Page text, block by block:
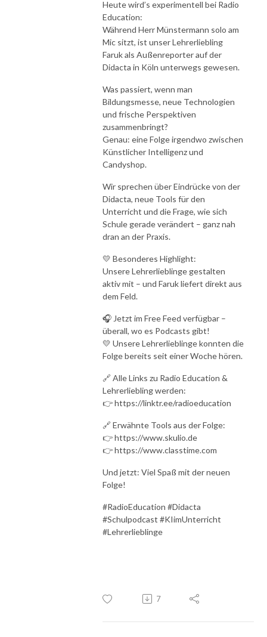
Heute wird’s experimentell bei Radio
Education:
Während Herr Münstermann solo am
Mic sitzt, ist unser Lehrerliebling
Faruk als Außenreporter auf der
Didacta in Köln unterwegs gewesen.
Was passiert, wenn man
Bildungsmesse, neue Technologien
und frische Perspektiven
zusammenbringt?
Genau: eine Folge irgendwo zwischen
Künstlicher Intelligenz und
Candyshop.
Wir sprechen über Eindrücke von der
Didacta, neue Tools für den
Unterricht und die Frage, wie sich
Schule gerade verändert – ganz nah
dran an der Praxis.
💛 Besonderes Highlight:
Unsere Lehrerlieblinge gestalten
aktiv mit – und Faruk liefert direkt aus
dem Feld.
🎧 Jetzt im Free Feed verfügbar –
überall, wo es Podcasts gibt!
💛 Unsere Lehrerlieblinge konnten die
Folge bereits seit einer Woche hören.
🔗 Alle Links zu Radio Education &
Lehrerliebling werden:
👉 https://linktr.ee/radioeducation
🔗 Erwähnte Tools aus der Folge:
👉 https://www.skulio.de
👉 https://www.classtime.com
Und jetzt: Viel Spaß mit der neuen
Folge!
#RadioEducation #Didacta
#Schulpodcast #KIimUnterricht
#Lehrerlieblinge
7